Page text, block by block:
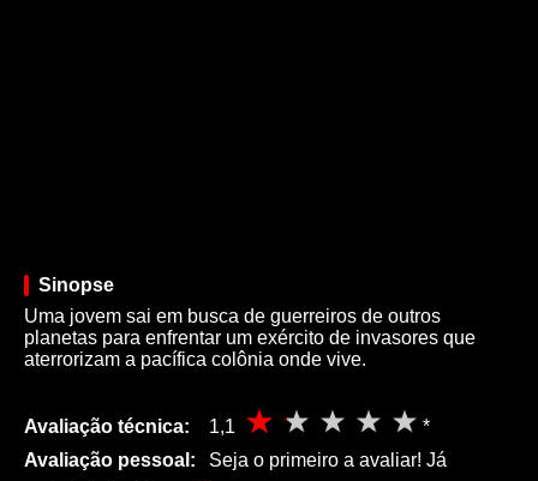
Sinopse
Uma jovem sai em busca de guerreiros de outros
planetas para enfrentar um exército de invasores que
aterrorizam a pacífica colônia onde vive.
Avaliação técnica: 1,1
*
Avaliação pessoal:
Seja o primeiro a avaliar! Já